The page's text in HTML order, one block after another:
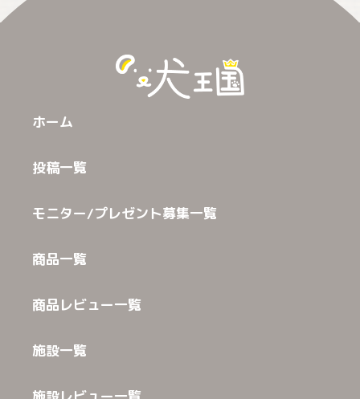
ホーム
投稿一覧
モニター/プレゼント募集一覧
商品一覧
商品レビュー一覧
施設一覧